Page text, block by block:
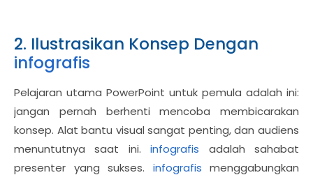
2. Ilustrasikan Konsep Dengan
infografis
Pelajaran utama PowerPoint untuk pemula adalah ini:
jangan pernah berhenti mencoba membicarakan
konsep. Alat bantu visual sangat penting, dan audiens
menuntutnya saat ini.infografis adalah sahabat
presenter yang sukses. infografis menggabungkan